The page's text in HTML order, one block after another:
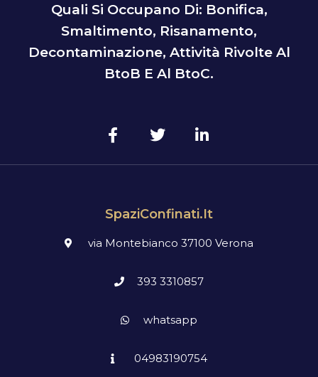
Quali Si Occupano Di: Bonifica,
Smaltimento, Risanamento,
Decontaminazione, Attività Rivolte Al
BtoB E Al BtoC.
SpaziConfinati.it
via Montebianco 37100 Verona
393 3310857
whatsapp
04983190754